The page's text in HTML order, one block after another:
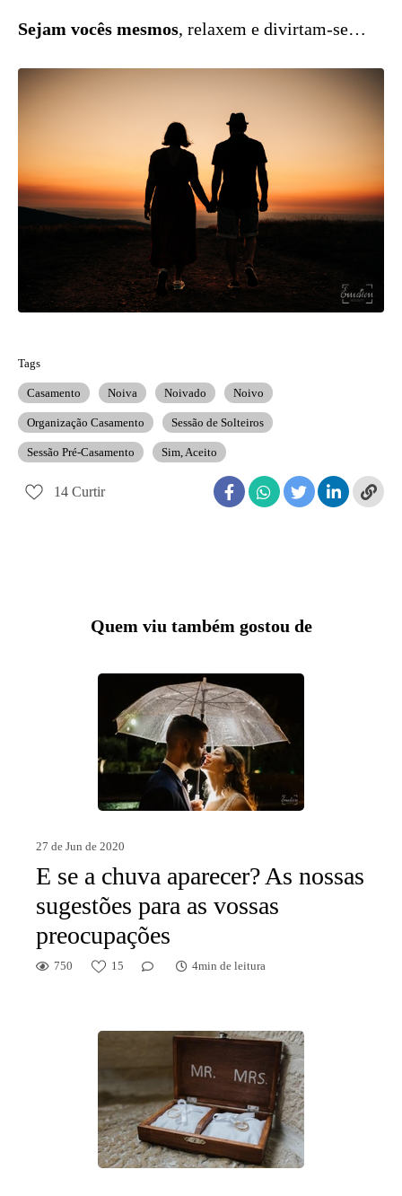
Sejam vocês mesmos, relaxem e divirtam-se…
Tags
Casamento Noiva Noivado Noivo
Organização Casamento Sessão de Solteiros
Sessão Pré-Casamento Sim, Aceito
14 Curtir
Quem viu também gostou de
27 de Jun de 2020
E se a chuva aparecer? As nossas
sugestões para as vossas
preocupações
750 15 4min de leitura